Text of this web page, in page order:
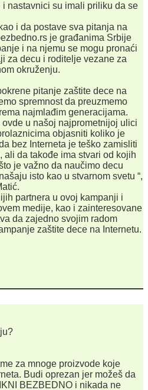
nastavnici su imali priliku da se
i da postave sva pitanja na
je građanima Srbije
i na njemu se mogu pronaći
za decu i roditelje vezane za
okruženju.
pitanje zaštite dece na
spremnost da preuzmemo
najmlađim generacijama.
u našoj najprometnijoj ulici
objasniti koliko je
bez Interneta je teško zamisliti
ali da takođe ima stvari od kojih
je važno da naučimo decu
isto kao u stvarnom svetu “,
partnera u ovoj kampanji i
medije, kao i zainteresovane
da zajedno svojim radom
zaštite dece na Internetu.
za mnoge proizvode koje
Budi oprezan jer možeš da
BEZBEDNO i nikada ne